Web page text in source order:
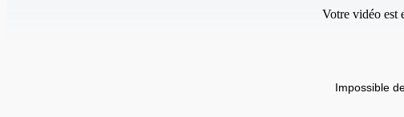
Votre vidéo est
Impossible